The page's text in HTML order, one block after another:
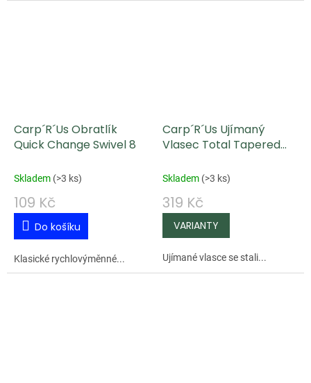
Carp´R´Us Obratlík
Quick Change Swivel 8
Skladem (>3 ks)
109 Kč
Do košíku
Klasické rychlovýměnné...
Carp´R´Us Ujímaný
Vlasec Total Tapered
Skladem (>3 ks)
319 Kč
Ujímané vlasce se stali...